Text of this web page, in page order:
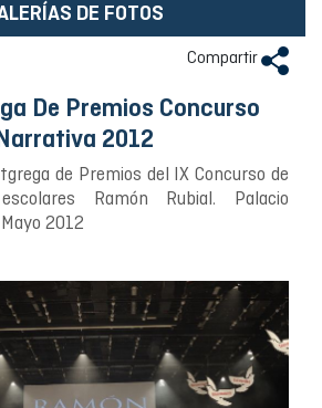
DE FOTOS
Compartir
De Premios Concurso
Narrativa 2012
de Premios del IX Concurso de
Ramón Rubial. Palacio
2012